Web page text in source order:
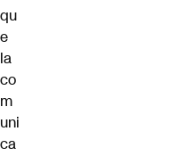
qu
e
la
co
m
uni
ca